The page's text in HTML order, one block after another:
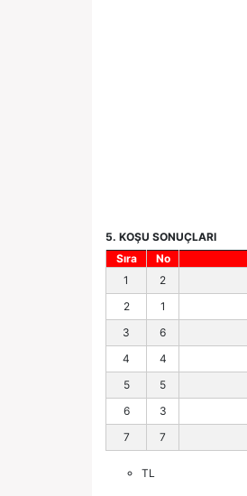
5. KOŞU SONUÇLARI
Sıra
No
1
2
2
1
3
6
4
4
5
5
6
3
7
7
TL